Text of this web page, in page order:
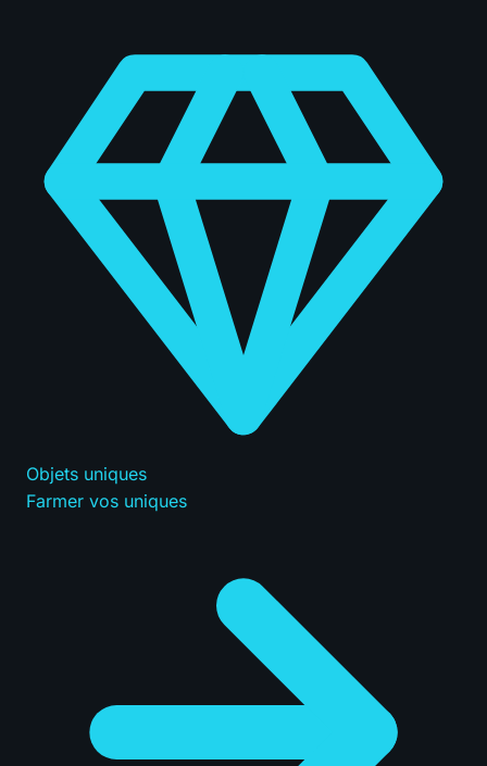
Objets uniques
Farmer vos uniques